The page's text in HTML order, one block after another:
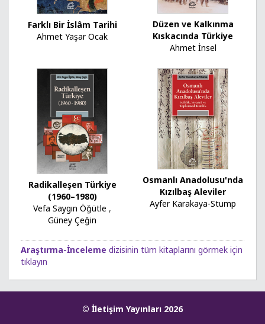
Farklı Bir İslâm Tarihi
Ahmet Yaşar Ocak
Düzen ve Kalkınma
Kıskacında Türkiye
Ahmet İnsel
Radikalleşen Türkiye
(1960–1980)
Vefa Saygın Öğütle ,
Güney Çeğin
Osmanlı Anadolusu'nda
Kızılbaş Aleviler
Ayfer Karakaya-Stump
Araştırma-İnceleme dizisinin tüm kitaplarını görmek için
tıklayın
© İletişim Yayınları 2026